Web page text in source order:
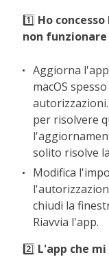
1️⃣ Ho
non funzionare
Aggiorna
macOS
per risolvere
solito risolve
Modifica
chiudi la
Riavvia l'app.
2️⃣ L'app che